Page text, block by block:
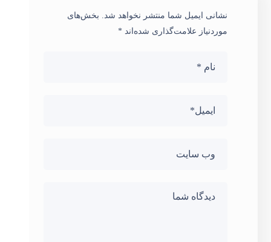
نشانی ایمیل شما منتشر نخواهد شد.
بخش‌های
موردنیاز علامت‌گذاری شده‌اند*